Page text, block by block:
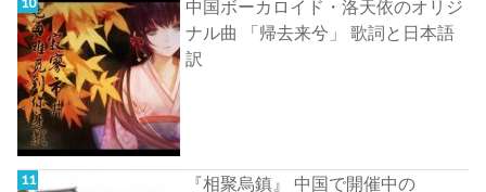
中国ボーカロイド・洛天依のオリジ
ナル曲 「帰去来兮」 歌詞と日本語
訳
『相聚烏鎮』 中国で開催中の